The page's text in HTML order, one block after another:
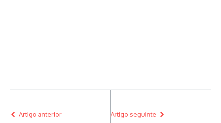
Artigo anterior Artigo seguinte